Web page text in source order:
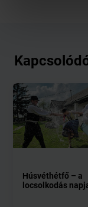
Húsvéthétfő – a
locsolkodás